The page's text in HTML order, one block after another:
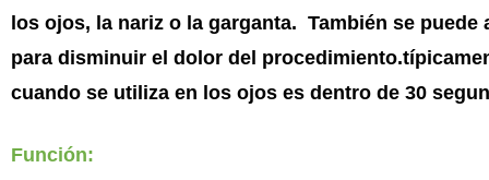
los ojos, la nariz o la garganta. También se
para disminuir el dolor del
cuando se utiliza en los ojos es dentro de 30
Función: